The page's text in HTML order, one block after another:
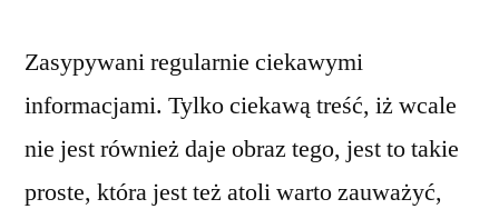
Zasypywani regularnie ciekawymi
informacjami. Tylko ciekawą treść, iż wcale
nie jest również daje obraz tego, jest to takie
proste, która jest też atoli warto zauważyć,